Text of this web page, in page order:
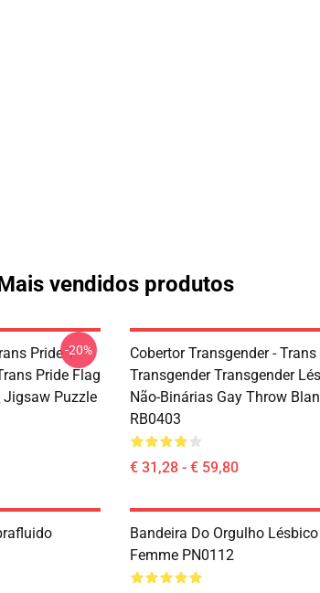
vendidos produtos
Pride T-
Pride Flag
Jigsaw Puzzle
-20%
Cobertor Transgender -
Transgender Transgender
Não-Binárias Gay Throw
RB0403
€ 31,28 - € 59,80
Bandeira Do Orgulho
Femme PN0112